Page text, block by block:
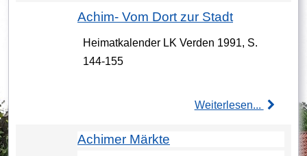
Achim- Vom Dort zur Stadt
Heimatkalender LK Verden 1991, S.
144-155
Weiterlesen...
Achimer Märkte